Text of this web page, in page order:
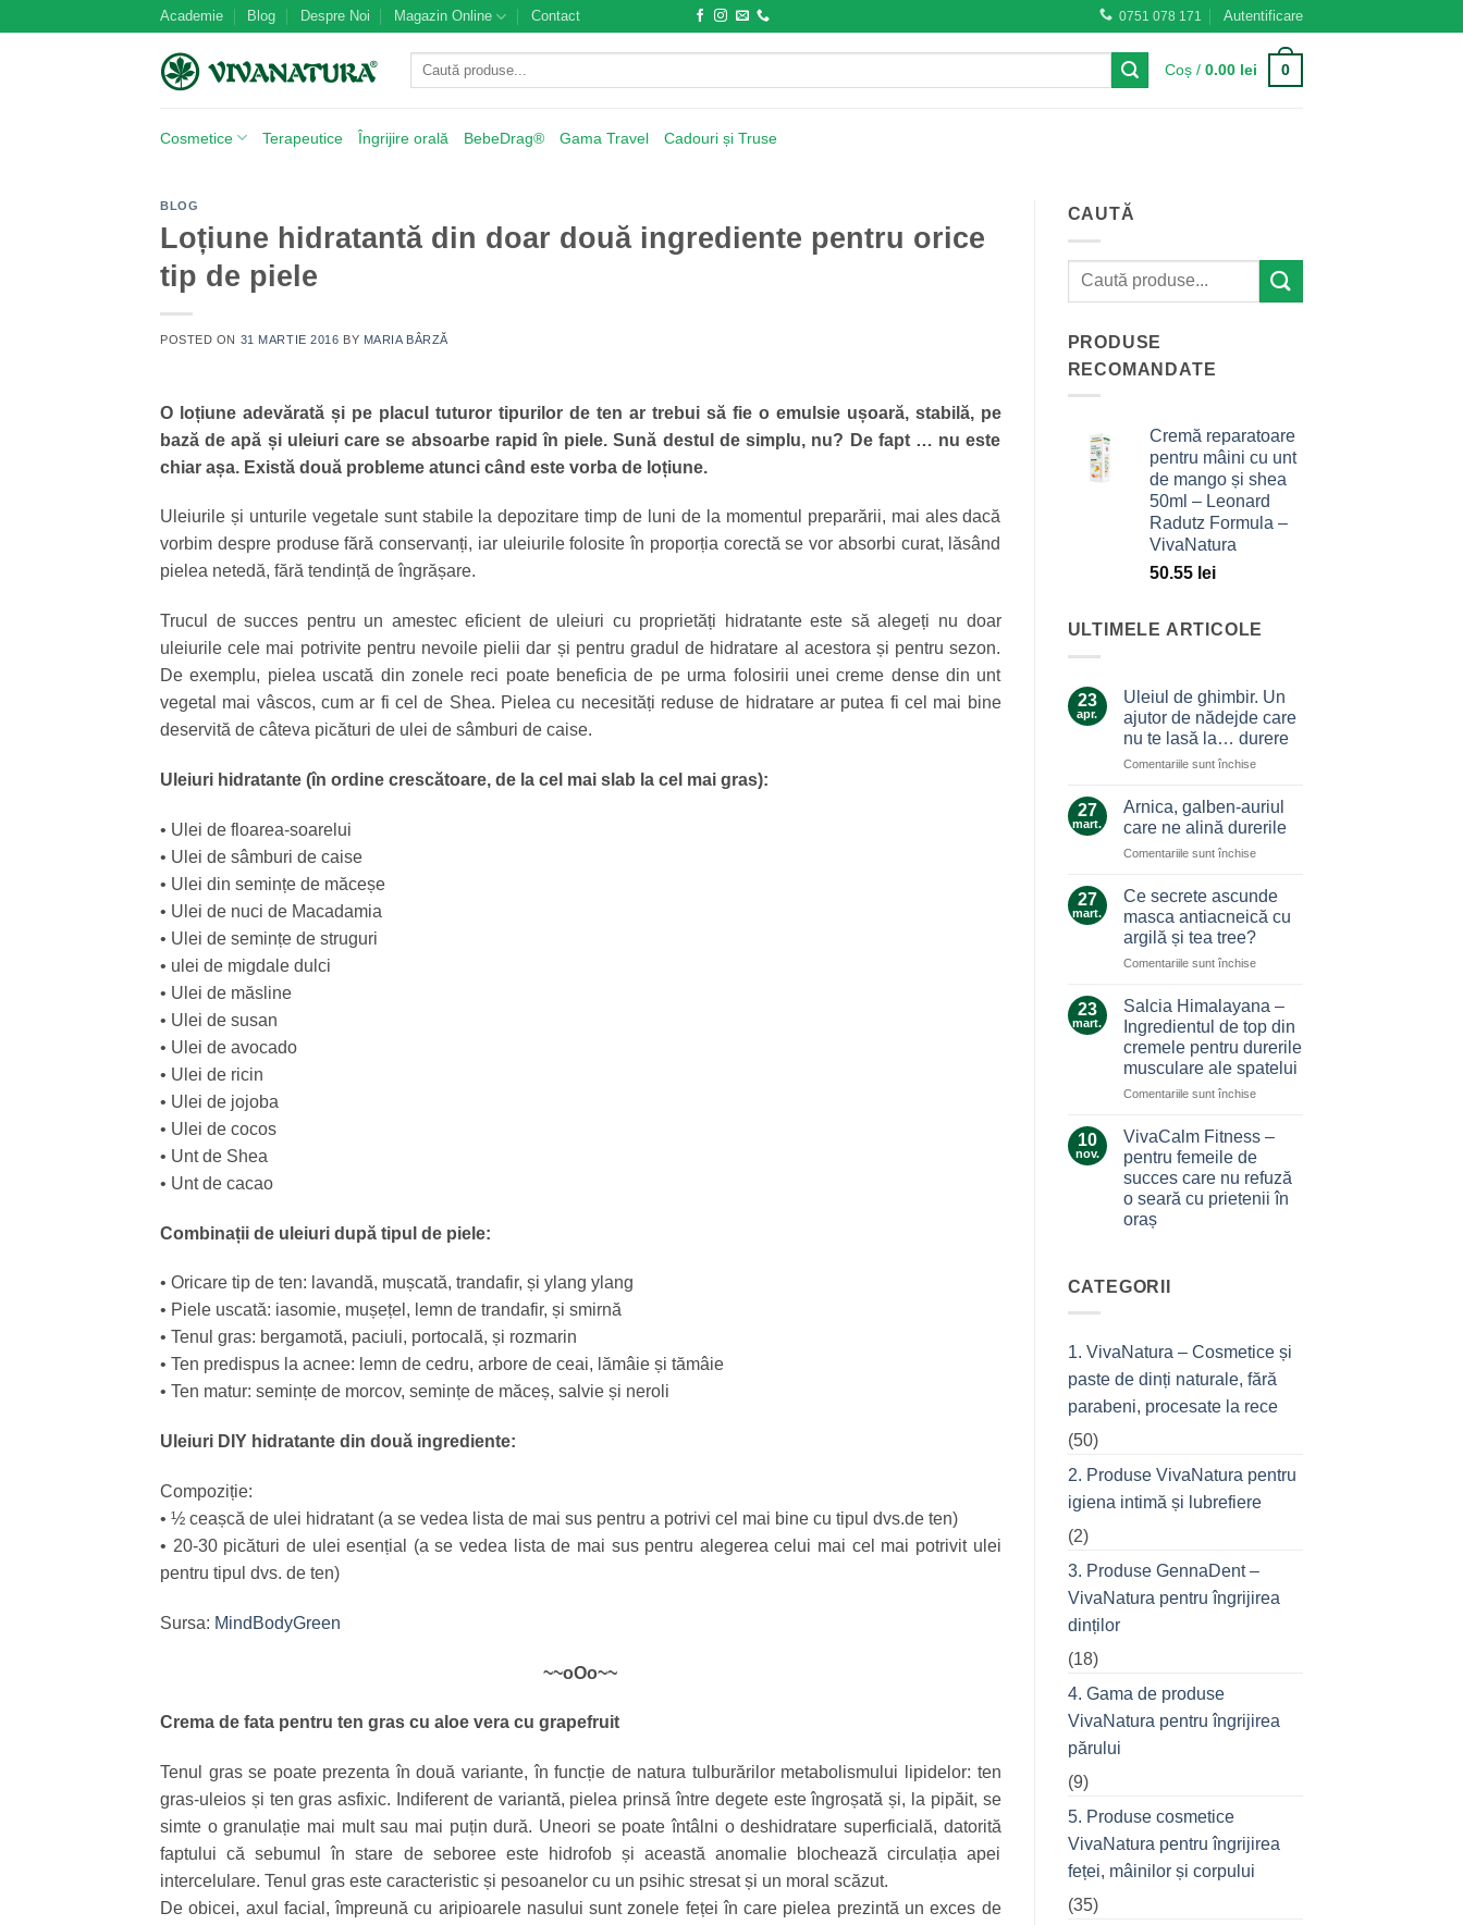
Academie Blog Despre Noi Magazin Online Contact 0751 078 171 Autentificare
Caută
Coș /0.00 lei 0
Cosmetice Terapeutice Îngrijire orală BebeDrag® Gama Travel Cadouri și Truse
BLOG
Loțiune hidratantă din doar două ingrediente pentru orice
tip de piele
POSTED ON 31 MARTIE 2016 BY MARIA BÂRZĂ
O loțiune adevărată și pe placul tuturor tipurilor de ten ar trebui să fie o emulsie ușoară, stabilă, pe
bază de apă și uleiuri care se absoarbe rapid în piele. Sună destul de simplu, nu? De fapt … nu este
chiar așa. Există două probleme atunci când este vorba de loțiune.
Uleiurile și unturile vegetale sunt stabile la depozitare timp de luni de la momentul preparării, mai ales dacă
vorbim despre produse fără conservanți, iar uleiurile folosite în proporția corectă se vor absorbi curat, lăsând
pielea netedă, fără tendință de îngrășare.
Trucul de succes pentru un amestec eficient de uleiuri cu proprietăți hidratante este să alegeți nu doar
uleiurile cele mai potrivite pentru nevoile pielii dar și pentru gradul de hidratare al acestora și pentru sezon.
De exemplu, pielea uscată din zonele reci poate beneficia de pe urma folosirii unei creme dense din unt
vegetal mai vâscos, cum ar fi cel de Shea. Pielea cu necesități reduse de hidratare ar putea fi cel mai bine
deservită de câteva picături de ulei de sâmburi de caise.
Uleiuri hidratante (în ordine crescătoare, de la cel mai slab la cel mai gras):
• Ulei de floarea-soarelui
• Ulei de sâmburi de caise
• Ulei din semințe de măceșe
• Ulei de nuci de Macadamia
• Ulei de semințe de struguri
• ulei de migdale dulci
• Ulei de măsline
• Ulei de susan
• Ulei de avocado
• Ulei de ricin
• Ulei de jojoba
• Ulei de cocos
• Unt de Shea
• Unt de cacao
Combinații de uleiuri după tipul de piele:
• Oricare tip de ten: lavandă, mușcată, trandafir, și ylang ylang
• Piele uscată: iasomie, mușețel, lemn de trandafir, și smirnă
• Tenul gras: bergamotă, paciuli, portocală, și rozmarin
• Ten predispus la acnee: lemn de cedru, arbore de ceai, lămâie și tămâie
• Ten matur: semințe de morcov, semințe de măceș, salvie și neroli
Uleiuri DIY hidratante din două ingrediente:
Compoziție:
• ½ ceașcă de ulei hidratant (a se vedea lista de mai sus pentru a potrivi cel mai bine cu tipul dvs.de ten)
• 20-30 picături de ulei esențial (a se vedea lista de mai sus pentru alegerea celui mai cel mai potrivit ulei
pentru tipul dvs. de ten)
Sursa: MindBodyGreen
~~oOo~~
Crema de fata pentru ten gras cu aloe vera cu grapefruit
Tenul gras se poate prezenta în două variante, în funcție de natura tulburărilor metabolismului lipidelor: ten
gras-uleios și ten gras asfixic. Indiferent de variantă, pielea prinsă între degete este îngroșată și, la pipăit, se
simte o granulație mai mult sau mai puțin dură. Uneori se poate întâlni o deshidratare superficială, datorită
faptului că sebumul în stare de seboree este hidrofob și această anomalie blochează circulația apei
intercelulare. Tenul gras este caracteristic și pesoanelor cu un psihic stresat și un moral scăzut.
De obicei, axul facial, împreună cu aripioarele nasului sunt zonele feței în care pielea prezintă un exces de
CAUTĂ
PRODUSE
RECOMANDATE
Cremă reparatoare
pentru mâini cu unt
de mango și shea
50ml – Leonard
Radutz Formula –
VivaNatura
50.55 lei
ULTIMELE ARTICOLE
23
apr.
Uleiul de ghimbir. Un
ajutor de nădejde care
nu te lasă la… durere
Comentariile sunt închisepentru
de
ghimbir.
Un
ajutor
nădejde
care
nu
lasă
durere
27
mart.
Arnica, galben-auriul
care ne alină durerile
Comentariile sunt închisepentru
galben-
auriul
care
alină
27
mart.
Ce secrete ascunde
masca antiacneică cu
argilă și tea tree?
Comentariile sunt închisepentru
ascunde
masca
antiacneică
cu
argilă
tree?
23
mart.
Salcia Himalayana –
Ingredientul de top din
cremele pentru durerile
musculare ale spatelui
Comentariile sunt închisepentru
Ingredientul
de
top
10
nov.
VivaCalm Fitness –
pentru femeile de
succes care nu refuză
o seară cu prietenii în
oraș
VivaCalm
Fitness
de
care
refuză
prietenii
în
oraș
CATEGORII
1. VivaNatura – Cosmetice și
paste de dinți naturale, fără
parabeni, procesate la rece
(50)
2. Produse VivaNatura pentru
igiena intimă și lubrefiere
(2)
3. Produse GennaDent –
VivaNatura pentru îngrijirea
dinților
(18)
4. Gama de produse
VivaNatura pentru îngrijirea
părului
(9)
5. Produse cosmetice
VivaNatura pentru îngrijirea
feței, mâinilor și corpului
(35)